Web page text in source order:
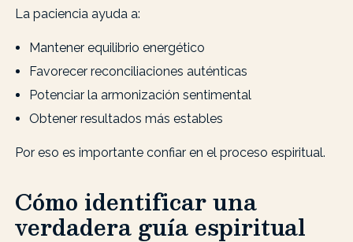
La paciencia ayuda a:
Mantener equilibrio energético
Favorecer reconciliaciones auténticas
Potenciar la armonización sentimental
Obtener resultados más estables
Por eso es importante confiar en el proceso espiritual.
Cómo identificar una
verdadera guía espiritual